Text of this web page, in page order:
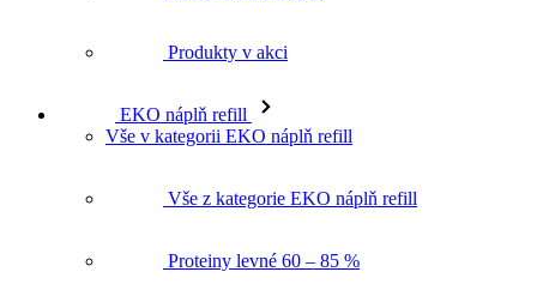
Vše v kategorii EKO náplň refill